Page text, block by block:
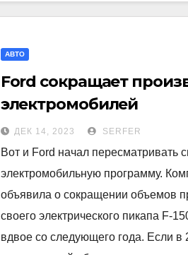
АВТО
Ford сокращает
электромобилей
ДЕК 14, 2023 SERFER
Вот и Ford начал пересматривать
электромобильную программу.
объявила о сокращении объемов
своего электрического пикапа F-
вдвое со следующего года. Если в